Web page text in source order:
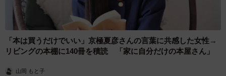
「本は買うだけでいい」京極夏彦さんの言葉に共感した女性→
リビングの本棚に140冊を積読 「家に自分だけの本屋さん」
山岡 もと子